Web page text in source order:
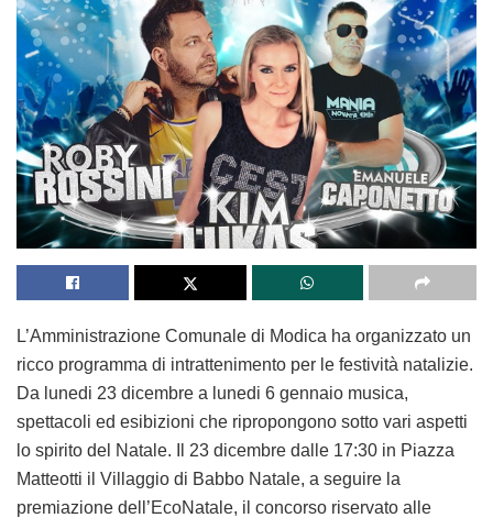
L’Amministrazione Comunale di Modica ha organizzato un
ricco programma di intrattenimento per le festività natalizie.
Da lunedi 23 dicembre a lunedi 6 gennaio musica,
spettacoli ed esibizioni che ripropongono sotto vari aspetti
lo spirito del Natale. Il 23 dicembre dalle 17:30 in Piazza
Matteotti il Villaggio di Babbo Natale, a seguire la
premiazione dell’EcoNatale, il concorso riservato alle